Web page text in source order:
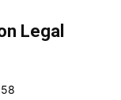
Legal